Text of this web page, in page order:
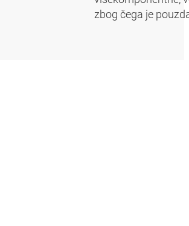
zbog čega je